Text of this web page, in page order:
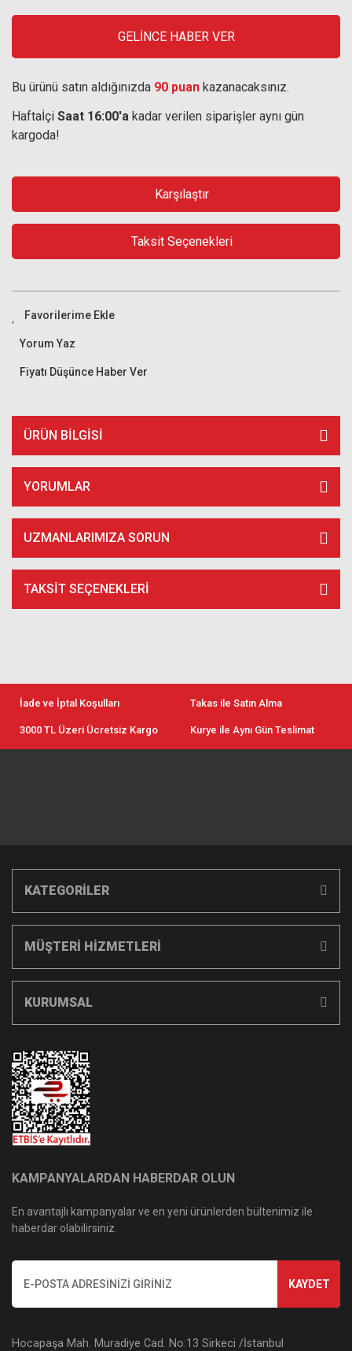
GELİNCE HABER VER
Bu ürünü satın aldığınızda 90 puan kazanacaksınız.
Haftaİçi Saat 16:00'a kadar verilen siparişler aynı gün
kargoda!
Karşılaştır
Taksit Seçenekleri
Yorum Yaz
Fiyatı Düşünce Haber Ver
ÜRÜN BILGISI
YORUMLAR
UZMANLARIMIZA SORUN
TAKSIT SEÇENEKLERI
İade ve İptal Koşulları Takas ile Satın Alma
3000 TL Üzeri Ücretsiz Kargo Kurye ile Aynı Gün Teslimat
KATEGORİLER
MÜŞTERİ HİZMETLERİ
KURUMSAL
KAMPANYALARDAN HABERDAR OLUN
En avantajlı kampanyalar ve en yeni ürünlerden bültenimiz ile
haberdar olabilirsiniz.
KAYDET
Hocapaşa Mah. Muradiye Cad. No:13 Sirkeci /İstanbul